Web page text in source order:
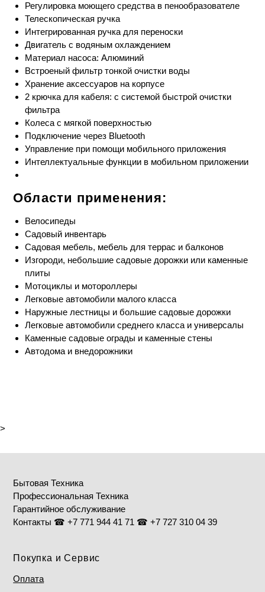
Регулировка моющего средства в пенообразователе
Телескопическая ручка
Интегрированная ручка для переноски
Двигатель с водяным охлаждением
Материал насоса: Алюминий
Встроеный фильтр тонкой очистки воды
Хранение аксессуаров на корпусе
2 крючка для кабеля: с системой быстрой очистки
фильтра
Колеса с мягкой поверхностью
Подключение через Bluetooth
Управление при помощи мобильного приложения
Интеллектуальные функции в мобильном приложении
Области применения:
Велосипеды
Садовый инвентарь
Садовая мебель, мебель для террас и балконов
Изгороди, небольшие садовые дорожки или каменные
плиты
Мотоциклы и мотороллеры
Легковые автомобили малого класса
Наружные лестницы и большие садовые дорожки
Легковые автомобили среднего класса и универсалы
Каменные садовые ограды и каменные стены
Автодома и внедорожники
>
Бытовая Техника
Профессиональная Техника
Гарантийное обслуживание
Контакты ☎ +7 771 944 41 71 ☎ +7 727 310 04 39
Покупка и Сервис
Оплата